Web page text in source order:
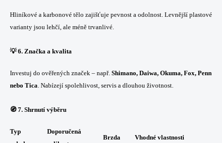
Hliníkové a karbonové tělo zajišťuje pevnost a odolnost. Levnější plastové
varianty jsou lehčí, ale méně trvanlivé.
💡 6. Značka a kvalita
Investuj do ověřených značek – např. Shimano, Daiwa, Okuma, Fox, Penn
nebo Tica . Nabízejí spolehlivost, servis a dlouhou životnost.
🧭 7. Shrnutí výběru
Typ
Doporučená
Brzda Vhodné vlastnosti